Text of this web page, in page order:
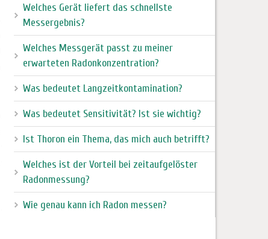
Welches Gerät liefert das schnellste
Messergebnis?
Welches Messgerät passt zu meiner
erwarteten Radonkonzentration?
Was bedeutet Langzeitkontamination?
Was bedeutet Sensitivität? Ist sie wichtig?
Ist Thoron ein Thema, das mich auch betrifft?
Welches ist der Vorteil bei zeitaufgelöster
Radonmessung?
Wie genau kann ich Radon messen?